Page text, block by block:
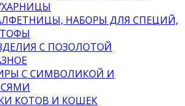
НАБОРЫ ДЛЯ СПЕЦИЙ,
С ПОЗОЛОТОЙ
С СИМВОЛИКОЙ И
КОТОВ И КОШЕК